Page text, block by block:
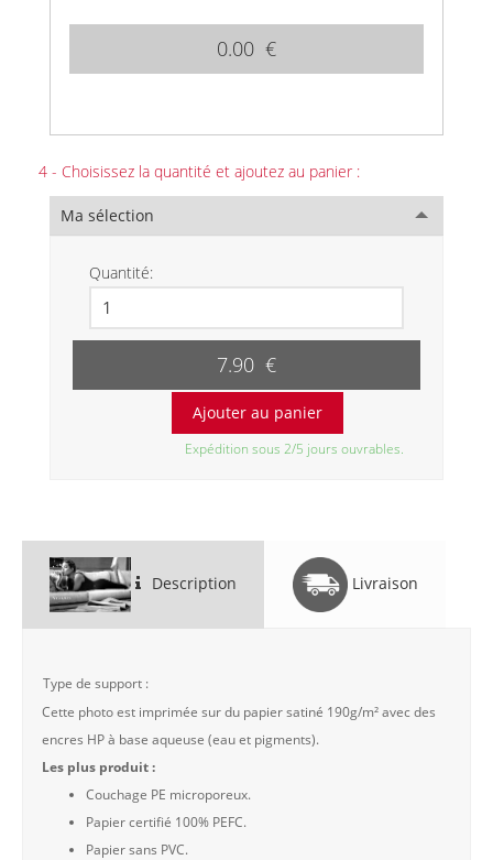
0.00 €
4 - Choisissez la quantité et ajoutez au panier :
Ma sélection
Quantité:
7.90 €
Expédition sous 2/5 jours ouvrables.
Description Livraison
Type de support :
Cette photo est imprimée sur du papier satiné 190g/m² avec des
encres HP à base aqueuse (eau et pigments).
Les plus produit :
Couchage PE microporeux.
Papier certifié 100% PEFC.
Papier sans PVC.